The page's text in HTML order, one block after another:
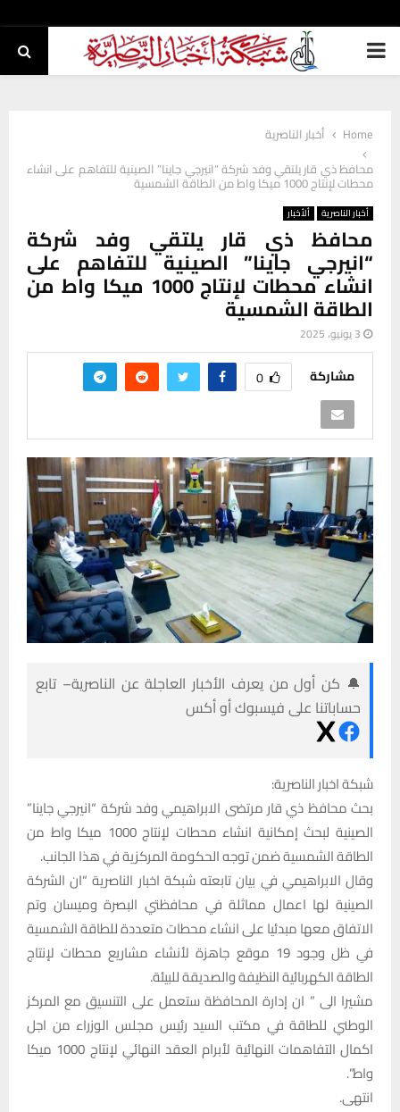
PRIMARY
Home
أخبار الناصرية
محافظ ذي قار يلتقي وفد شركة “انيرجي جاينا” الصينية للتفاهم على انشاء
محطات لإنتاج 1000 ميكا واط من الطاقة الشمسية
أخبار الناصرية ألأخبار
محافظ ذي قار يلتقي وفد شركة
“انيرجي جاينا” الصينية للتفاهم على
انشاء محطات لإنتاج 1000 ميكا واط من
الطاقة الشمسية
3 يونيو، 2025
مشاركة 0
🔔 كن أول من يعرف الأخبار العاجلة عن الناصرية– تابع
حساباتنا على فيسبوك أو أكس
شبكة اخبار الناصرية:
بحث محافظ ذي قار مرتضى الابراهيمي وفد شركة “انيرجي جاينا”
الصينية لبحث إمكانية انشاء محطات لإنتاج 1000 ميكا واط من
الطاقة الشمسية ضمن توجه الحكومة المركزية في هذا الجانب.
وقال الابراهيمي في بيان تابعته شبكة اخبار الناصرية “ان الشركة
الصينية لها اعمال مماثلة في محافظتي البصرة وميسان وتم
الاتفاق معها مبدئيا على انشاء محطات متعددة للطاقة الشمسية
في ظل وجود 19 موقع جاهزة لأنشاء مشاريع محطات لإنتاج
الطاقة الكهربائية النظيفة والصديقة للبيئة.
مشيرا الى ” ان إدارة المحافظة ستعمل على التنسيق مع المركز
الوطني للطاقة في مكتب السيد رئيس مجلس الوزراء من اجل
اكمال التفاهمات النهائية لأبرام العقد النهائي لإنتاج 1000 ميكا
واط”.
انتهى.